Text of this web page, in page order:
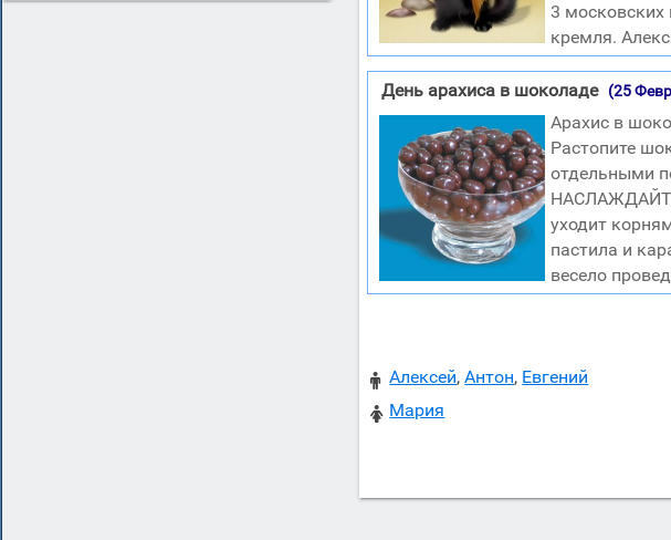
3 московских
кремля.
День арахиса в шоколаде (25
Арахис в
Растопите
отдельными
уходит
пастила и
весело
 Алексей,Антон, Евгений
 Мария